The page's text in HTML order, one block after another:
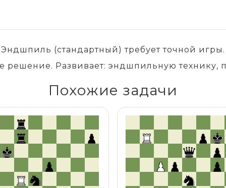
Эндшпиль (стандартный) требует точной
решение. Развивает: эндшпильную технику,
Похожие задачи